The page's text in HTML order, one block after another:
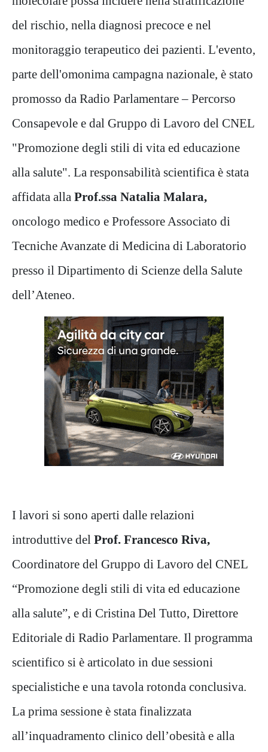
del rischio, nella diagnosi precoce e nel
monitoraggio terapeutico dei pazienti. L'evento,
parte dell'omonima campagna nazionale, è stato
promosso da Radio Parlamentare – Percorso
Consapevole e dal Gruppo di Lavoro del CNEL
"Promozione degli stili di vita ed educazione
alla salute". La responsabilità scientifica è stata
affidata alla Prof.ssa Natalia Malara,
oncologo medico e Professore Associato di
Tecniche Avanzate di Medicina di Laboratorio
presso il Dipartimento di Scienze della Salute
dell’Ateneo.
I lavori si sono aperti dalle relazioni
introduttive del Prof. Francesco Riva,
Coordinatore del Gruppo di Lavoro del CNEL
“Promozione degli stili di vita ed educazione
alla salute”, e di Cristina Del Tutto, Direttore
Editoriale di Radio Parlamentare. Il programma
scientifico si è articolato in due sessioni
specialistiche e una tavola rotonda conclusiva.
La prima sessione è stata finalizzata
all’inquadramento clinico dell’obesità e alla